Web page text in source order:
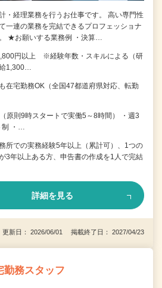
・経理業務を行うお仕事です。 高い専門性
一連の業務を完結できるプロフェッショナ
★お願いする業務例 ・決算…
円以上 ※経験年数・スキルによる（研
1,300…
在宅勤務OK（全国47都道府県対応、転勤
原則9時スタートで実働5～8時間） ・週3
制 ・…
所での実務経験5年以上（累計可）、1つの
3年以上ある方、申告書の作成を1人で完結
詳細を見る
更新日： 2026/06/01 掲載終了日： 2027/04/23
勤務スタッフ